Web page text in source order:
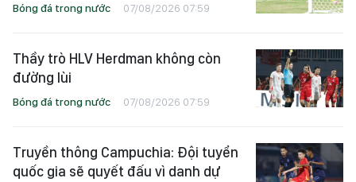
Bóng đá trong nước 07/08/2026 07:59
Thầy trò HLV Herdman không còn
đường lùi
Bóng đá trong nước 07/08/2026 07:59
Truyền thông Campuchia: Đội tuyển
quốc gia sẽ quyết đấu vì danh dự